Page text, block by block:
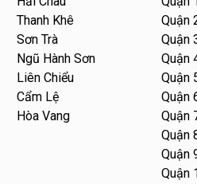
Thanh Khê
Sơn Trà
Ngũ Hành Sơn
Liên Chiểu
Cẩm Lệ
Hòa Vang
Quận
Quận
Quận
Quận
Quận
Quận
Quận
Quận
Quận